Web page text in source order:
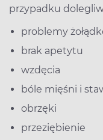
przypadku
problemy
brak apetytu
wzdęcia
bóle mięśni i
obrzęki
przeziębienie